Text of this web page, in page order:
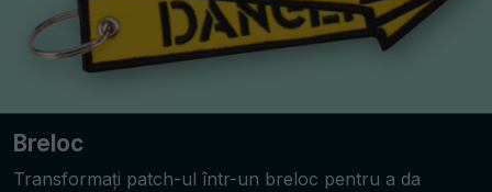
Breloc
Transformați patch-ul într-un breloc pentru a da